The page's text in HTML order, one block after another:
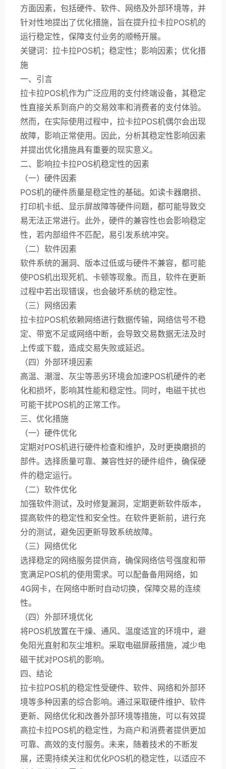
方面因素，包括硬件、软件、网络及外部环境等，并
针对性地提出了优化措施，旨在提升拉卡拉POS机的
运行稳定性，保障支付业务的顺畅开展。
关键词：拉卡拉POS机；稳定性；影响因素；优化措
施
一、引言
拉卡拉POS机作为广泛应用的支付终端设备，其稳定
性直接关系到商户的交易效率和消费者的支付体验。
然而，在实际使用过程中，拉卡拉POS机偶尔会出现
故障，影响正常使用。因此，分析其稳定性影响因素
并提出优化措施具有重要的现实意义。
二、影响拉卡拉POS机稳定性的因素
（一）硬件因素
POS机的硬件质量是稳定性的基础。如读卡器磨损、
打印机卡纸、显示屏故障等硬件问题，都可能导致交
易无法正常进行。此外，硬件的兼容性也会影响稳定
性，若内部组件不匹配，易引发系统冲突。
（二）软件因素
软件系统的漏洞、版本过低或与硬件不兼容，都可能
使POS机出现死机、卡顿等现象。而且，软件在更新
过程中若出现错误，也会破坏系统的稳定性。
（三）网络因素
拉卡拉POS机依赖网络进行数据传输，网络信号不稳
定、带宽不足或网络中断，会导致交易数据无法及时
上传或下载，造成交易失败或延迟。
（四）外部环境因素
高温、潮湿、灰尘等恶劣环境会加速POS机硬件的老
化和损坏，影响其性能和稳定性。同时，电磁干扰也
可能干扰POS机的正常工作。
三、优化措施
（一）硬件优化
定期对POS机进行硬件检查和维护，及时更换磨损的
部件。选择质量可靠、兼容性好的硬件组件，确保硬
件的稳定运行。
（二）软件优化
加强软件测试，及时修复漏洞，定期更新软件版本，
提高软件的稳定性和安全性。在软件更新前，进行充
分的测试，避免因更新导致系统故障。
（三）网络优化
选择稳定的网络服务提供商，确保网络信号强度和带
宽满足POS机的使用需求。可以配备备用网络，如
4G网卡，在网络中断时自动切换，保障交易的连续
性。
（四）外部环境优化
将POS机放置在干燥、通风、温度适宜的环境中，避
免阳光直射和灰尘堆积。采取电磁屏蔽措施，减少电
磁干扰对POS机的影响。
四、结论
拉卡拉POS机的稳定性受硬件、软件、网络和外部环
境等多种因素的综合影响。通过采取硬件维护、软件
更新、网络优化和改善外部环境等措施，可以有效提
高拉卡拉POS机的稳定性，为商户和消费者提供更加
可靠、高效的支付服务。未来，随着技术的不断发
展，还需持续关注和优化POS机的稳定性，以适应不